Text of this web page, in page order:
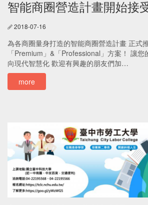
智能商圈營造計畫開始接
2018-07-16
為各商圈量身打造的智能商圈營造計畫 正式
「Premium」&「Professional」方案！ 讓
向現代智慧化 歡迎有興趣的朋友們加…
more